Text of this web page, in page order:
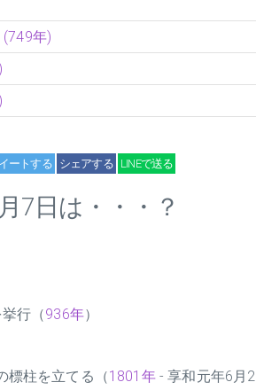
年)
ートする シェアする LINEで送る
7日は・・・？
行（936年）
標柱を立てる（1801年- 享和元年6月